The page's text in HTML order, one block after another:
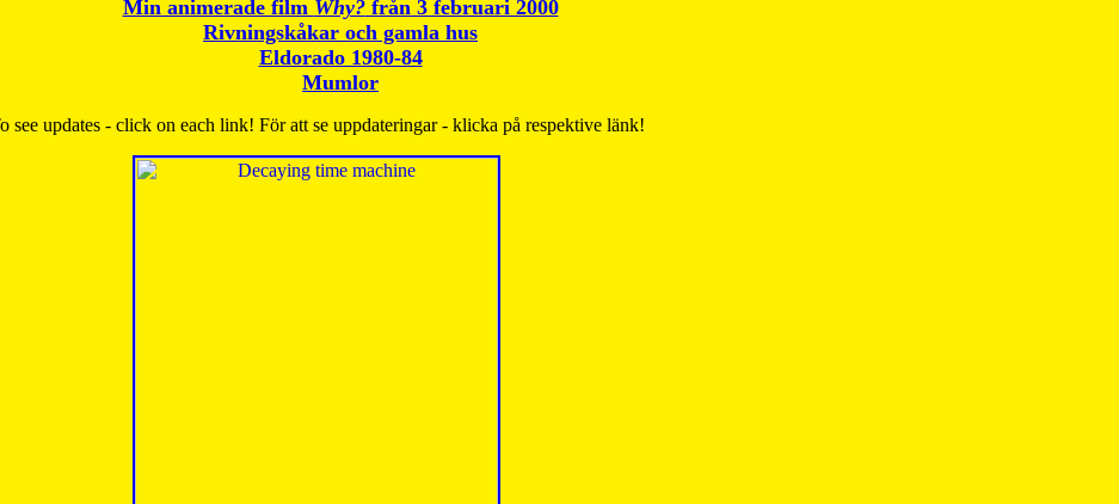
Min animerade film Why?från 3 februari 2000
Rivningskåkar och gamla hus
Eldorado 1980-84
Mumlor
see updates - click on each link! För att se uppdateringar - klicka på respektive länk!